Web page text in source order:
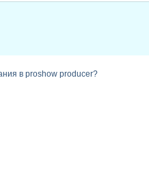
в proshow producer?